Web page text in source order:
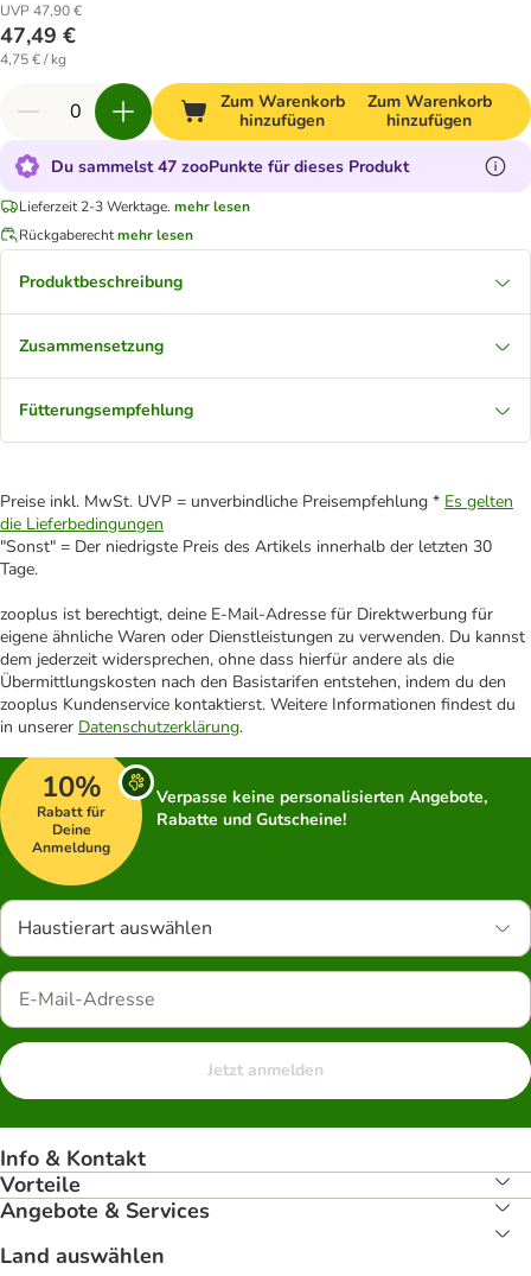
UVP 47,90 €
47,49 €
4,75 € / kg
Zum Warenkorb
hinzufügen
Zum Warenkorb
hinzufügen
Du sammelst 47 zooPunkte für dieses Produkt
Lieferzeit 2-3 Werktage. mehr lesen
Rückgaberechtmehr lesen
Produktbeschreibung
Zusammensetzung
Fütterungsempfehlung
Preise inkl. MwSt. UVP = unverbindliche Preisempfehlung * Es gelten
die Lieferbedingungen
"Sonst" = Der niedrigste Preis des Artikels innerhalb der letzten 30
Tage.
zooplus ist berechtigt, deine E-Mail-Adresse für Direktwerbung für
eigene ähnliche Waren oder Dienstleistungen zu verwenden. Du kannst
dem jederzeit widersprechen, ohne dass hierfür andere als die
Übermittlungskosten nach den Basistarifen entstehen, indem du den
zooplus Kundenservice kontaktierst. Weitere Informationen findest du
in unserer Datenschutzerklärung.
10%
Rabatt für
Deine
Anmeldung
Verpasse keine personalisierten Angebote,
Rabatte und Gutscheine!
Haustierart auswählen
Jetzt anmelden
Info & Kontakt
Vorteile
Angebote & Services
Land auswählen